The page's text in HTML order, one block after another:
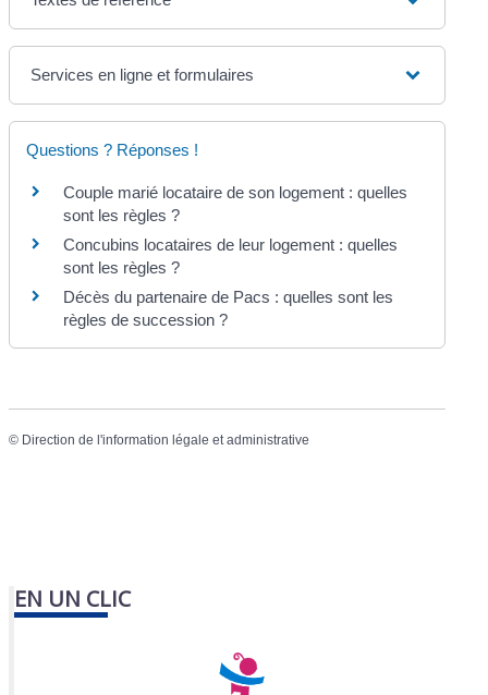
Services en ligne et formulaires
Questions ? Réponses !
Couple marié locataire de son logement : quelles
sont les règles ?
Concubins locataires de leur logement : quelles
sont les règles ?
Décès du partenaire de Pacs : quelles sont les
règles de succession ?
© Direction de l'information légale et administrative
EN UN CLIC